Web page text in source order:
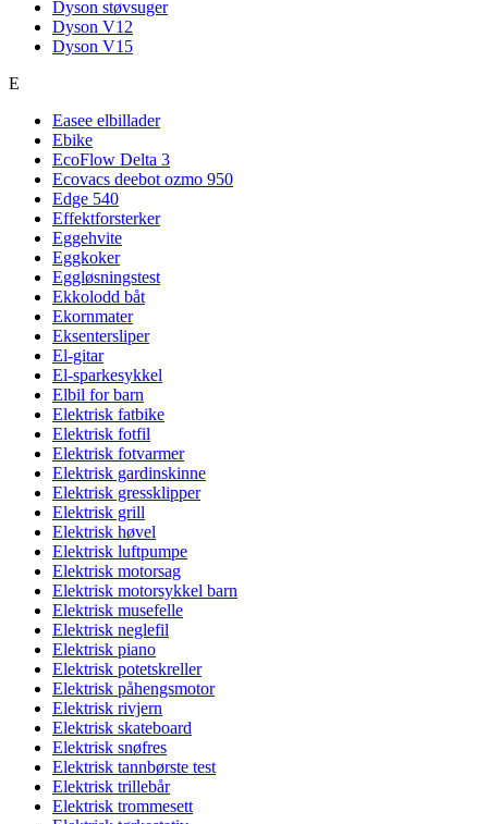
Dyson støvsuger
Dyson V12
Dyson V15
E
Easee elbillader
Ebike
EcoFlow Delta 3
Ecovacs deebot ozmo 950
Edge 540
Effektforsterker
Eggehvite
Eggkoker
Eggløsningstest
Ekkolodd båt
Ekornmater
Eksentersliper
El-gitar
El-sparkesykkel
Elbil for barn
Elektrisk fatbike
Elektrisk fotfil
Elektrisk fotvarmer
Elektrisk gardinskinne
Elektrisk gressklipper
Elektrisk grill
Elektrisk høvel
Elektrisk luftpumpe
Elektrisk motorsag
Elektrisk motorsykkel barn
Elektrisk musefelle
Elektrisk neglefil
Elektrisk piano
Elektrisk potetskreller
Elektrisk påhengsmotor
Elektrisk rivjern
Elektrisk skateboard
Elektrisk snøfres
Elektrisk tannbørste test
Elektrisk trillebår
Elektrisk trommesett